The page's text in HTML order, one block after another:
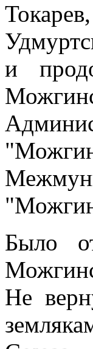
и
Было
Не